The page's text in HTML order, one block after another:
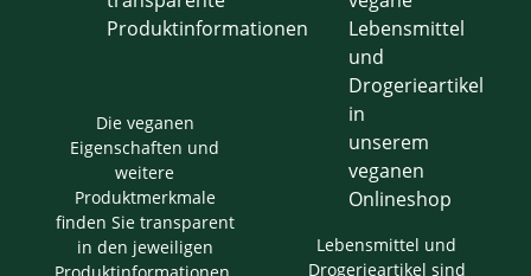
Die veganen
Eigenschaften und
weitere
Produktmerkmale
finden Sie transparent
in den jeweiligen
Lebensmittel und
Drogerieartikel sind